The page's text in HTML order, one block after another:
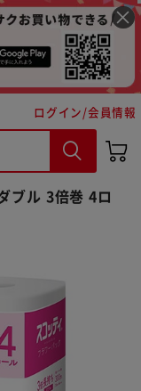
ログイン/会員情報
ブル 3倍巻 4ロ